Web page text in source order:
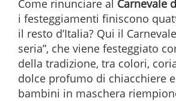
Come rinunciare al Carnevale
i festeggiamenti finiscono
il resto d’Italia? Qui il
seria”, che viene festeggiato
della tradizione, tra colori,
dolce profumo di chiacchiere
bambini in maschera